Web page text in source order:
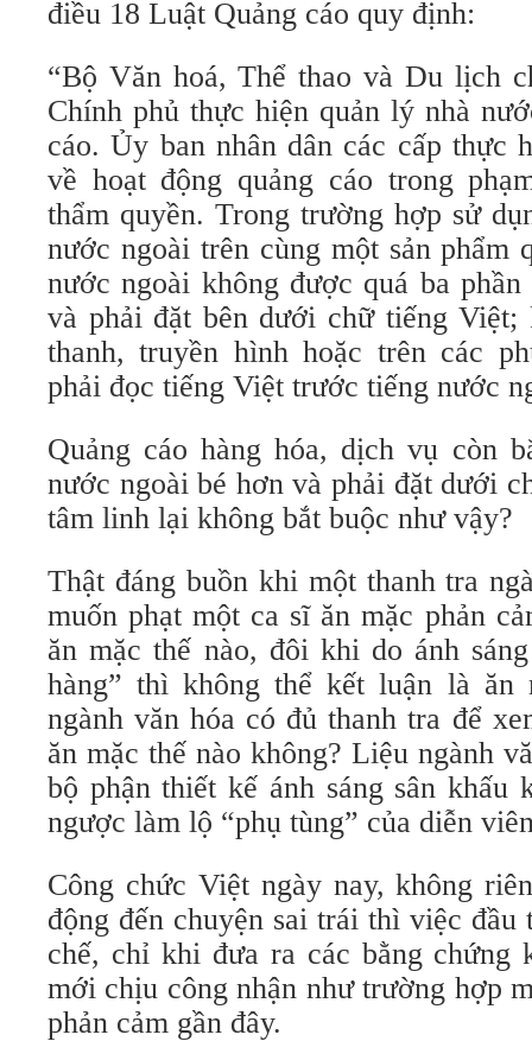
điều 18 Luật Quảng cáo quy định:
“Bộ Văn hoá, Thể thao và Du lịch
Chính phủ thực hiện quản lý nhà
cáo. Ủy ban nhân dân các cấp thực
về hoạt động quảng cáo trong
thẩm quyền. Trong trường hợp sử
nước ngoài trên cùng một sản phẩm
nước ngoài không được quá ba
và phải đặt bên dưới chữ tiếng Việt;
thanh, truyền hình hoặc trên các
phải đọc tiếng Việt trước tiếng nước
Quảng cáo hàng hóa, dịch vụ còn
nước ngoài bé hơn và phải đặt dưới
tâm linh lại không bắt buộc như vậy?
Thật đáng buồn khi một thanh tra
muốn phạt một ca sĩ ăn mặc phản
ăn mặc thế nào, đôi khi do ánh
hàng” thì không thể kết luận là ăn
ngành văn hóa có đủ thanh tra để
ăn mặc thế nào không? Liệu ngành
bộ phận thiết kế ánh sáng sân khấu
ngược làm lộ “phụ tùng” của diễn
Công chức Việt ngày nay, không
động đến chuyện sai trái thì việc
chế, chỉ khi đưa ra các bằng chứng
mới chịu công nhận như trường hợp
phản cảm gần đây.